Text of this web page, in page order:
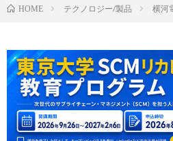
HOME テクノロジー/製品 横河